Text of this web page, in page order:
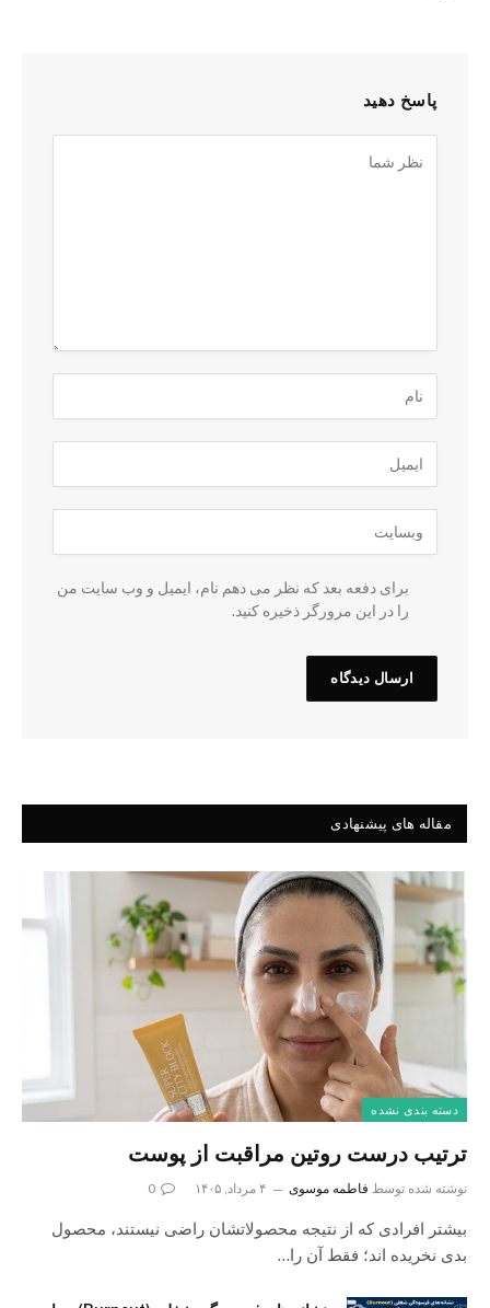
پاسخ دهید
برای دفعه بعد که نظر می دهم نام، ایمیل و وب سایت من
را در این مرورگر ذخیره کنید.
مقاله های پیشنهادی
دسته بندی نشده
ترتیب درست روتین مراقبت از پوست
نوشته شده توسط فاطمه موسوی ۴ مرداد, ۱۴۰۵ 0
بیشتر افرادی که از نتیجه محصولاتشان راضی نیستند، محصول
بدی نخریده اند؛ فقط آن را…